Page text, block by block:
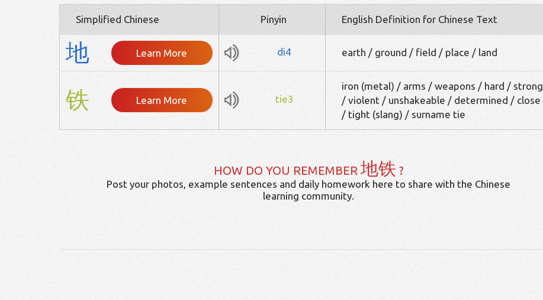
Simplified Chinese Pinyin English Definition for Chinese Text
地 Learn More di4 earth / ground / field / place / land
铁 Learn More tie3
iron (metal) / arms / weapons / hard / strong
/ violent / unshakeable / determined / close
/ tight (slang) / surname tie
HOW DO YOU REMEMBER 地铁 ?
Post your photos, example sentences and daily homework here to share with the Chinese
learning community.